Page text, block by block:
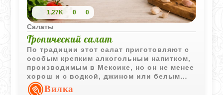
1,27K 0 0
Салаты
Тропический салат
По традиции этот салат приготовляют с
особым крепким алкогольным напитком,
производимым в Мексике, но он не менее
хорош и с водкой, джином или белым
ромом.Вилка